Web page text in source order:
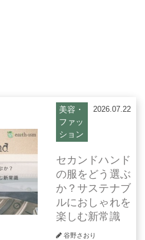
美容・
ファッ
ション
2026.07.22
セカンドハンド
の服をどう選ぶ
か？サステナブ
ルにおしゃれを
楽しむ新常識
谷野さおり